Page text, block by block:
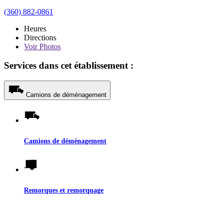
(360) 882-0861
Heures
Directions
VoirPhotos
Services dans cet établissement :
Camions de déménagement
Camions de déménagement
Remorques et remorquage